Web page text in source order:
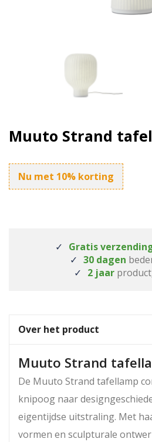
Muuto Strand
Nu met 10% korting
Gratis
30 dagen
2 jaar
Over het product
Muuto Strand
De Muuto Strand tafellamp
knipoog naar
eigentijdse uitstraling. Met
vormen en sculpturale